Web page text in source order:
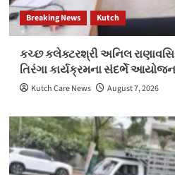
Breaking News Kutch
કચ્છ કલેક્ટરશ્રી અનિલ
તિરંગા કાર્યક્રમના સંદર્ભે
Kutch Care News August 7, 2026